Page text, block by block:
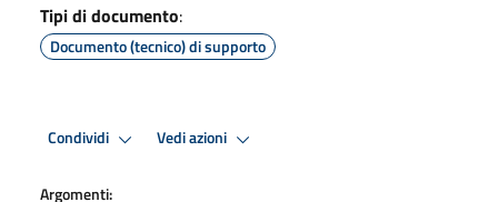
Tipi di documento:
Documento (tecnico) di supporto
Condividi Vedi azioni
Argomenti: